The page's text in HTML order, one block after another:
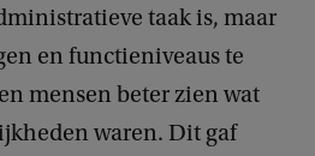
taak is, maar
en functieniveaus te
mensen beter zien wat
waren. Dit gaf